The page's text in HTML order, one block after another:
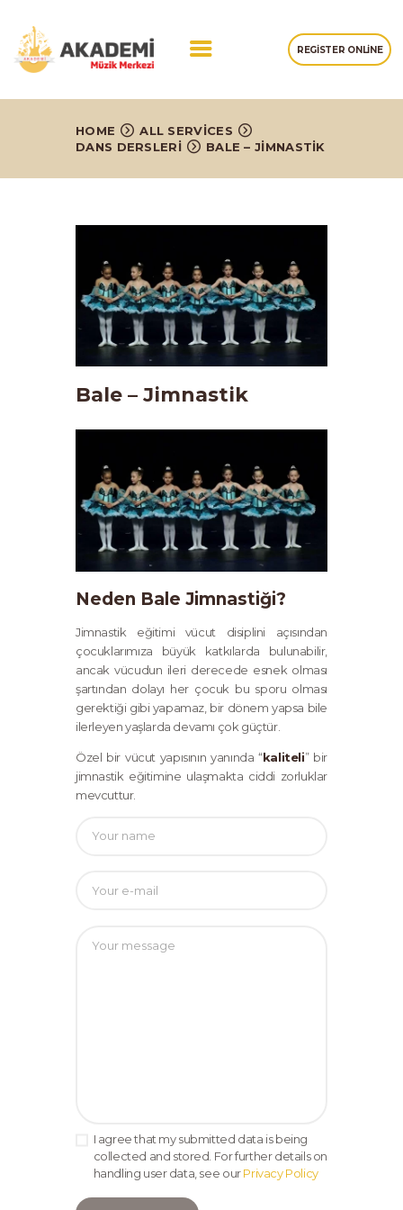
REGISTER ONLINE
HOME
ALL SERVICES
DANS DERSLERI
BALE – JIMNASTIK
ANASAYFA
HAKKIMIZDA
EĞITIMLERIMIZ
Bale – Jimnastik
Neden Bale Jimnastiği?
Jimnastik eğitimi vücut disiplini açısından
çocuklarımıza büyük katkılarda bulunabilir,
ancak vücudun ileri derecede esnek olması
şartından dolayı her çocuk bu sporu olması
gerektiği gibi yapamaz, bir dönem yapsa bile
ilerleyen yaşlarda devamı çok güçtür.
Özel bir vücut yapısının yanında “kaliteli” bir
jimnastik eğitimine ulaşmakta ciddi zorluklar
mevcuttur.
I agree that my submitted data is being
collected and stored. For further details on
handling user data, see ourPrivacy Policy